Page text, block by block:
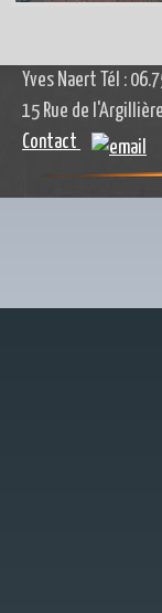
Yves Naert Tél :
15 Rue de
Contact